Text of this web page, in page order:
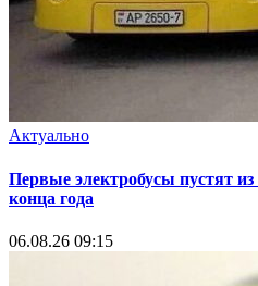
Актуально
Первые электробусы пустят
конца года
06.08.26 09:15